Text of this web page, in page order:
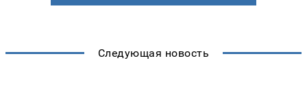
Следующая новость